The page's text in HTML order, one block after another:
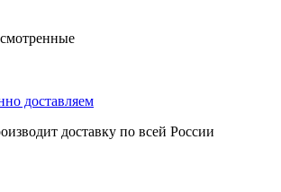
доставляем
доставку по всей России